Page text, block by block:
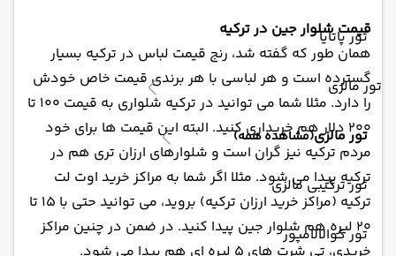
تور پاتایا
تور مالزی
تور مالزی(مشاهده همه)
تور ترکیبی مالزی
تور کوالالامپور
قیمت شلوار جین در ترکیه
همان طور که گفته شد، رنج قیمت لباس در ترکیه بسیار
گسترده است و هر لباسی با هر برندی قیمت خاص خودش
را دارد. مثلا شما می توانید در ترکیه شلواری به قیمت 100 تا
200 دلار هم خریداری کنید. البته این قیمت ها برای خود
مردم ترکیه نیز گران است و شلوارهای ارزان تری هم در
ترکیه پیدا می شود. مثلا اگر شما به مراکز خرید اوت لت
ترکیه (مراکز خرید ارزان ترکیه) بروید، می توانید حتی با 15 تا
20 لیره هم شلوار جین پیدا کنید. در ضمن در چنین مراکز